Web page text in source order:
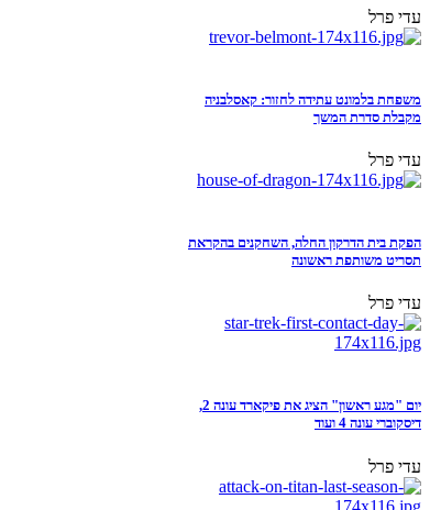
עדי פרל
משפחת בלמונט עתידה לחזור: קאסלבניה
מקבלת סדרת המשך
עדי פרל
הפקת בית הדרקון החלה, השחקנים בהקראת
תסריט משותפת ראשונה
עדי פרל
יום "מגע ראשון" הציג את פיקארד עונה 2,
דיסקוברי עונה 4 ועוד
עדי פרל